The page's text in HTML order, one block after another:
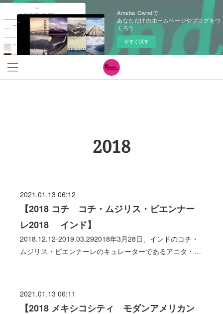
Ameba Owndで
あなただけのホームページやブログをつ
くろう
今すぐ試す
2018
2021.01.13 06:12
【2018 コチ コチ・ムジリス・ビエンナー
レ2018 インド】
2018.12.12-2019.03.292018年3月28日、インドのコチ・
ムジリス・ビエンナーレのキュレーターであるアニタ・…
2021.01.13 06:11
【2018 メキシコシティ モダンアメリカン